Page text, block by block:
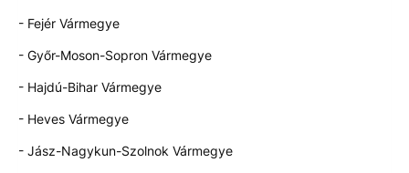
- Fejér Vármegye
- Győr-Moson-Sopron Vármegye
- Hajdú-Bihar Vármegye
- Heves Vármegye
- Jász-Nagykun-Szolnok Vármegye